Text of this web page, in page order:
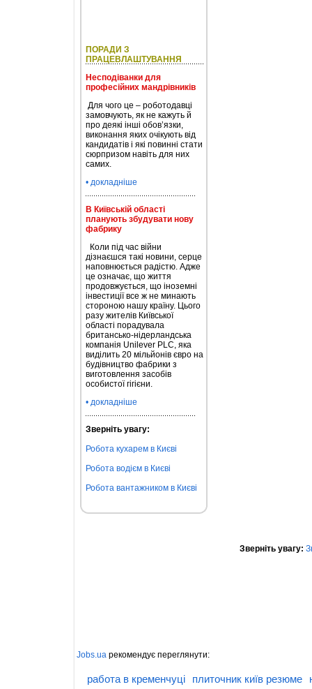
ПОРАДИ З
ПРАЦЕВЛАШТУВАННЯ
Несподіванки для
професійних мандрівників
Для чого це – роботодавці
замовчують, як не кажуть й
про деякі інші обов’язки,
виконання яких очікують від
кандидатів і які повинні стати
сюрпризом навіть для них
самих.
• докладніше
В Київській області
планують збудувати нову
фабрику
Коли під час війни
дізнаєшся такі новини, серце
наповнюється радістю. Адже
це означає, що життя
продовжується, що іноземні
інвестиції все ж не минають
стороною нашу країну. Цього
разу жителів Київської
області порадувала
британсько-нідерландська
компанія Unilever PLC, яка
виділить 20 мільйонів євро на
будівництво фабрики з
виготовлення засобів
особистої гігієни.
• докладніше
Зверніть увагу:
Робота кухарем в Києві
Робота водієм в Києві
Робота вантажником в Києві
Зверніть увагу:
Jobs.ua рекомендує переглянути:
работа в кременчуці плиточник київ резюме